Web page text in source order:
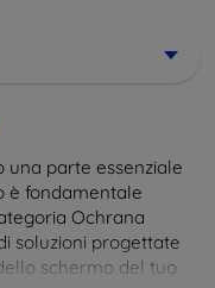
una parte essenziale
è fondamentale
Ochrana
soluzioni progettate
schermo del tuo